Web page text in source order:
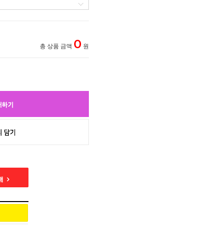
총 상품 금액 0 원